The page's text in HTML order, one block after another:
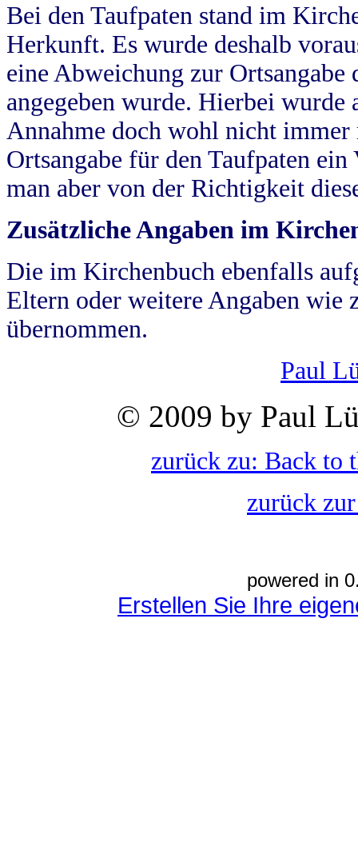
Bei den Taufpaten stand im
Herkunft. Es wurde deshalb
eine Abweichung zur
angegeben wurde. Hierbei wurde
Annahme doch wohl nicht
Ortsangabe für den Taufpaten
man aber von der Richtigkeit
Zusätzliche Angaben im
Die im Kirchenbuch ebenfalls
Eltern oder weitere Angaben wie
übernommen.
Paul
© 2009 by Paul
zurück zu: Back to
zurück
powered in
Erstellen Sie Ihre